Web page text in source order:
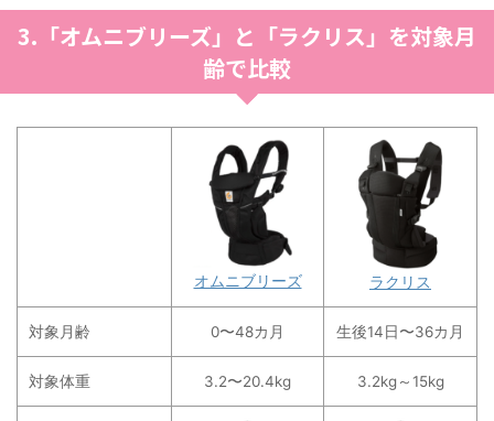
3.「オムニブリーズ」と「ラクリス」を対象月
齢で比較
オムニブリーズ ラクリス
対象月齢 0〜48カ月 生後14日〜36カ月
対象体重 3.2〜20.4kg 3.2kg～15kg